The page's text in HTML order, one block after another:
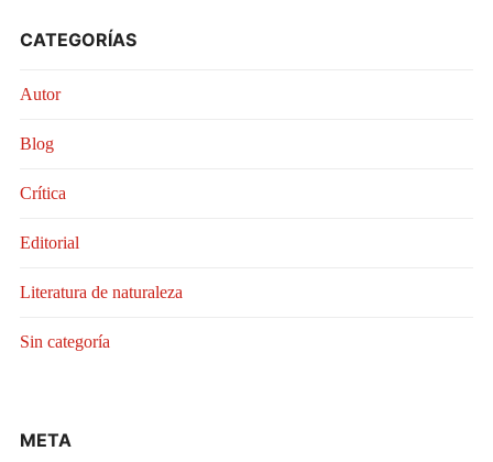
CATEGORÍAS
Autor
Blog
Crítica
Editorial
Literatura de naturaleza
Sin categoría
META